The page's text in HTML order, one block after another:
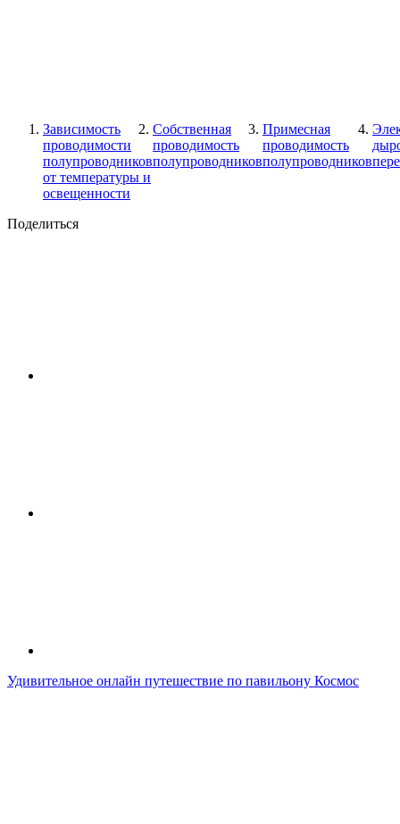
Зависимость
проводимости
полупроводников
от температуры и
освещенности
Собственная
проводимость
полупроводников
Примесная
проводимость
полупроводников
Поделиться
Удивительное онлайн путешествие по павильону Космос